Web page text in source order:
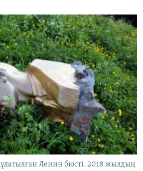
Ленин бюсті. 2018 жылдың